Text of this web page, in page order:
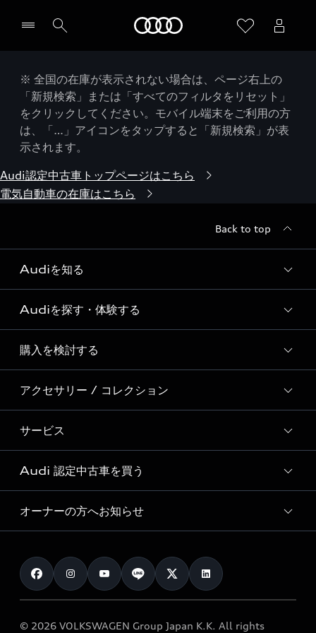
※ 全国の在庫が表示されない場合は、ページ右上の
「新規検索」または「すべてのフィルタをリセット」
をクリックしてください。モバイル端末をご利用の方
は、「…」アイコンをタップすると「新規検索」が表
示されます。
Audi認定中古車トップページはこちら
電気自動車の在庫はこちら
Back to top
Audiを知る
Audi ブランド
Story of Progress
Audi Sport
Formula 1®
デジタルサービス
Audiを探す・体験する
ディーラー検索
新車在庫検索
試乗車・展示車検索
見積り依頼
試乗予約
購入を検討する
モデル一覧
特別仕様モデル / 限定モデル
e-tronラインアップ
価格シミュレーション
車両比較
カタログ一覧
アクセサリー / コレクション
純正アクセサリー
オンラインショップ
Audi collection
アウディナビアプリ
サービス
サービス入庫予約
サービスプログラム
メンテナンス
車検 / 定期点検
e-tronアフターサポート
Audi 認定中古車を買う
Audi認定中古車
クオリティ
保証
メンテナンス
オーナーの方へお知らせ
お知らせ
オーナー様向けキャンペーン
© 2026 VOLKSWAGEN Group Japan K.K. All rights